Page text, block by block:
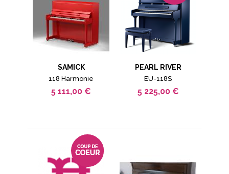
SAMICK
118 Harmonie
5 111,00 €
PEARL RIVER
EU-118S
5 225,00 €